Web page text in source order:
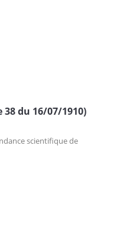
38 du 16/07/1910)
scientifique de